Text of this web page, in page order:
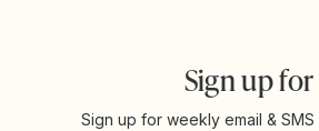
Sign up for
Sign up for weekly email &